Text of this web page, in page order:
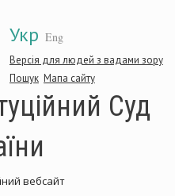
Укр Eng
Версія для людей з вадами зору
Пошук Мапа сайту
Суд
вебсайт